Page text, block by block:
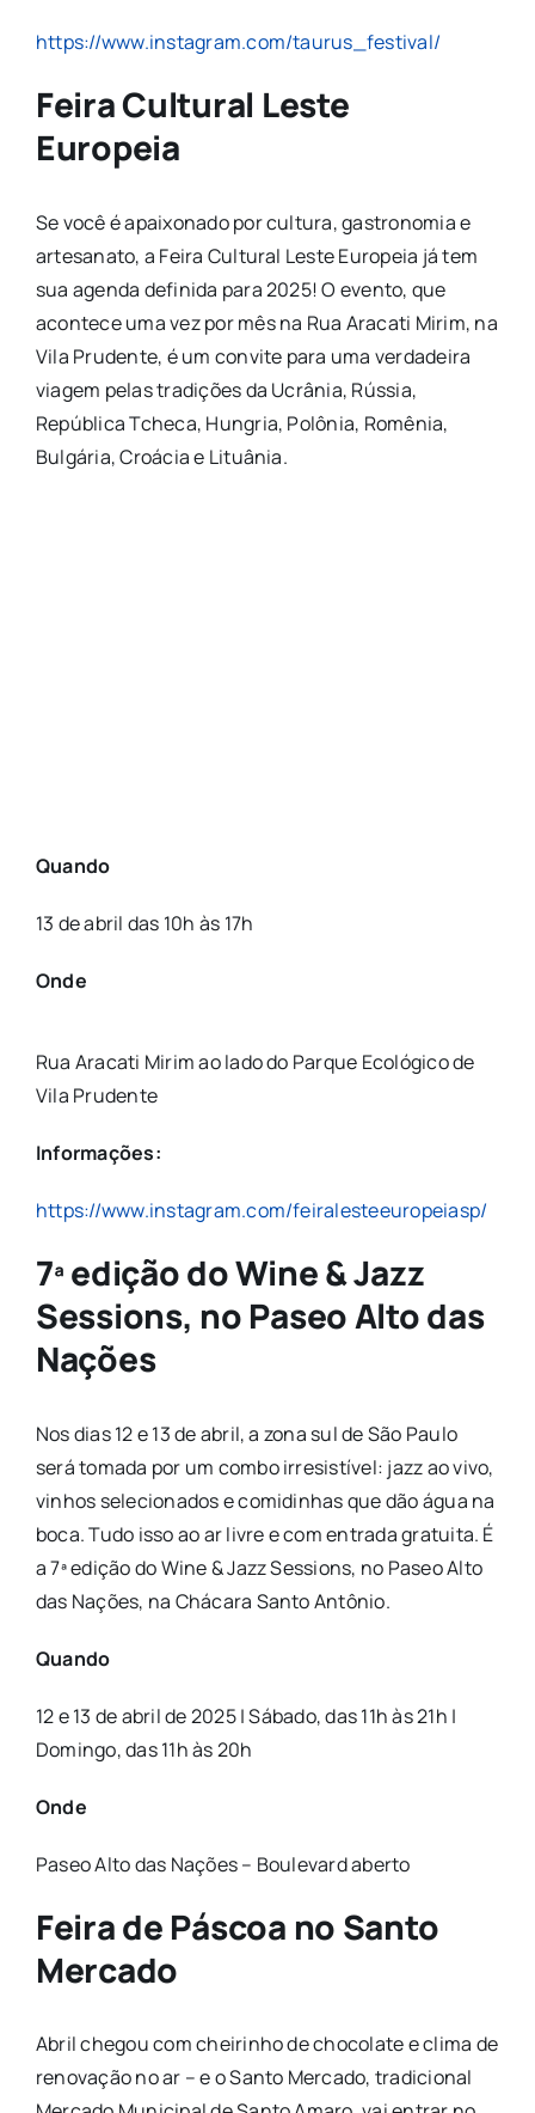
https://www.instagram.com/taurus_festival/
Feira Cultural Leste
Europeia
Se você é apaixonado por cultura, gastronomia e
artesanato, a Feira Cultural Leste Europeia já tem
sua agenda definida para 2025! O evento, que
acontece uma vez por mês na Rua Aracati Mirim, na
Vila Prudente, é um convite para uma verdadeira
viagem pelas tradições da Ucrânia, Rússia,
República Tcheca, Hungria, Polônia, Romênia,
Bulgária, Croácia e Lituânia.
Quando
13 de abril das 10h às 17h
Onde
Rua Aracati Mirim ao lado do Parque Ecológico de
Vila Prudente
Informações:
https://www.instagram.com/feiralesteeuropeiasp/
7ª edição do Wine & Jazz
Sessions, no Paseo Alto das
Nações
Nos dias 12 e 13 de abril, a zona sul de São Paulo
será tomada por um combo irresistível: jazz ao vivo,
vinhos selecionados e comidinhas que dão água na
boca. Tudo isso ao ar livre e com entrada gratuita. É
a 7ª edição do Wine & Jazz Sessions, no Paseo Alto
das Nações, na Chácara Santo Antônio.
Quando
12 e 13 de abril de 2025 | Sábado, das 11h às 21h |
Domingo, das 11h às 20h
Onde
Paseo Alto das Nações – Boulevard aberto
Feira de Páscoa no Santo
Mercado
Abril chegou com cheirinho de chocolate e clima de
renovação no ar – e o Santo Mercado, tradicional